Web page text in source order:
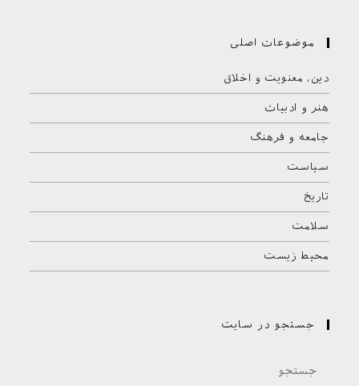
موضوعات اصلی
دین، معنویت و اخلاق
هنر و ادبیات
جامعه و فرهنگ
سیاست
تاریخ
سلامت
محیط زیست
جستجو در سایت